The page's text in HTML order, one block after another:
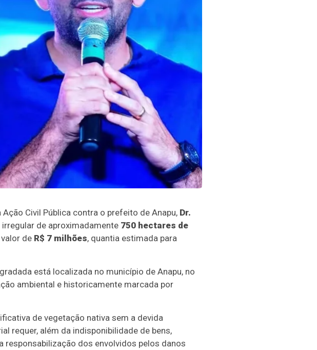
Civil Pública contra o prefeito de Anapu, Dr.
de aproximadamente 750 hectares de
de R$ 7 milhões, quantia estimada para
está localizada no município de Anapu, no
ambiental e historicamente marcada por
de vegetação nativa sem a devida
requer, além da indisponibilidade de bens,
responsabilização dos envolvidos pelos danos